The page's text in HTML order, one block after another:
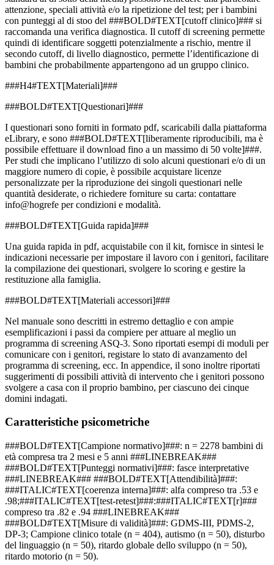
attenzione, speciali attività e/o la ripetizione del test; per i bambini
con punteggi al di stoo del ###BOLD#TEXT[cutoff clinico]### si
raccomanda una verifica diagnostica. Il cutoff di screening permette
quindi di identificare soggetti potenzialmente a rischio, mentre il
secondo cutoff, di livello diagnostico, permette l’identificazione di
bambini che probabilmente appartengono ad un gruppo clinico.
###H4#TEXT[Materiali]###
###BOLD#TEXT[Questionari]###
I questionari sono forniti in formato pdf, scaricabili dalla piattaforma
eLibrary, e sono ###BOLD#TEXT[liberamente riproducibili, ma è
possibile effettuare il download fino a un massimo di 50 volte]###.
Per studi che implicano l’utilizzo di solo alcuni questionari e/o di un
maggiore numero di copie, è possibile acquistare licenze
personalizzate per la riproduzione dei singoli questionari nelle
quantità desiderate, o richiedere forniture su carta: contattare
info@hogrefe per condizioni e modalità.
###BOLD#TEXT[Guida rapida]###
Una guida rapida in pdf, acquistabile con il kit, fornisce in sintesi le
indicazioni necessarie per impostare il lavoro con i genitori, facilitare
la compilazione dei questionari, svolgere lo scoring e gestire la
restituzione alla famiglia.
###BOLD#TEXT[Materiali accessori]###
Nel manuale sono descritti in estremo dettaglio e con ampie
esemplificazioni i passi da compiere per attuare al meglio un
programma di screening ASQ-3. Sono riportati esempi di moduli per
comunicare con i genitori, registare lo stato di avanzamento del
programma di screening, ecc. In appendice, il sono inoltre riportati
suggerimenti di possibili attività di intervento che i genitori possono
svolgere a casa con il proprio bambino, per ciascuno dei cinque
domini indagati.
Caratteristiche psicometriche
###BOLD#TEXT[Campione normativo]###: n = 2278 bambini di
età compresa tra 2 mesi e 5 anni ###LINEBREAK###
###BOLD#TEXT[Punteggi normativi]###: fasce interpretative
###LINEBREAK### ###BOLD#TEXT[Attendibilità]###:
###ITALIC#TEXT[coerenza interna]###: alfa compreso tra .53 e
.98;###ITALIC#TEXT[test-retest]###:###ITALIC#TEXT[r]###
compreso tra .82 e .94 ###LINEBREAK###
###BOLD#TEXT[Misure di validità]###: GDMS-III, PDMS-2,
DP-3; Campione clinico totale (n = 404), autismo (n = 50), disturbo
del linguaggio (n = 50), ritardo globale dello sviluppo (n = 50),
ritardo motorio (n = 50).